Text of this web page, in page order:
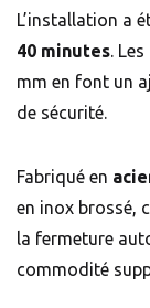
L’installation a
40 minutes.
mm en font un
de sécurité.
Fabriqué en
en inox brossé,
la fermeture
commodité